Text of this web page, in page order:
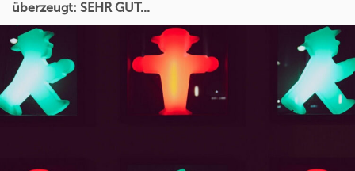
überzeugt: SEHR GUT...